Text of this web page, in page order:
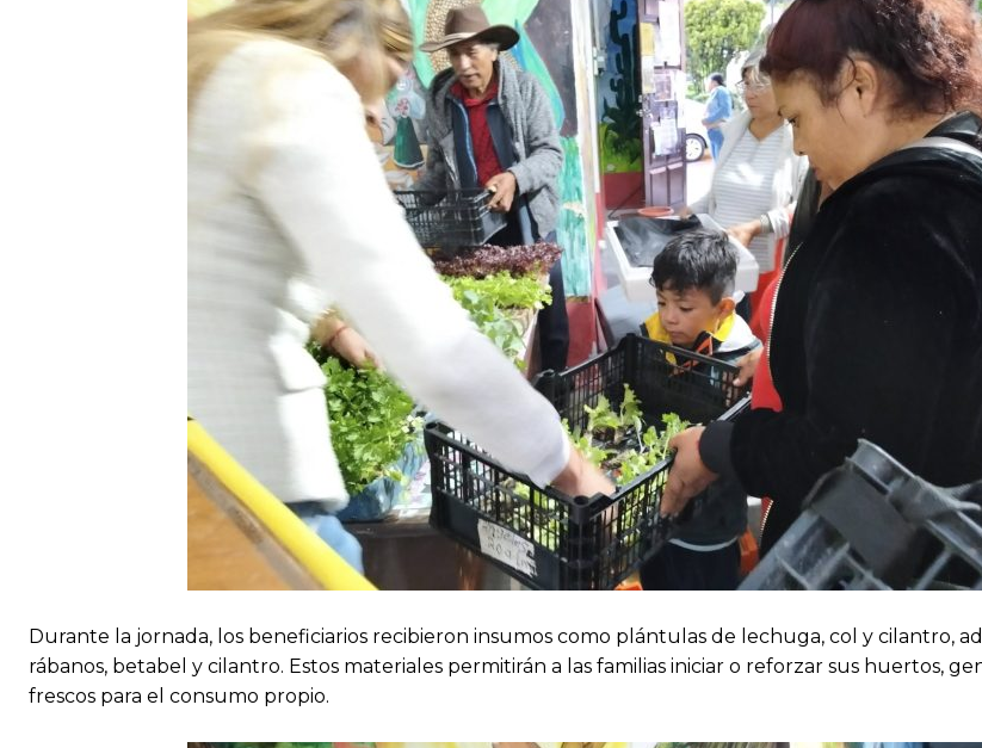
Durante la jornada, los beneficiarios recibieron insumos como plántulas de lechuga, col y cilantro,
rábanos, betabel y cilantro. Estos materiales permitirán a las familias iniciar o reforzar sus huertos,
frescos para el consumo propio.